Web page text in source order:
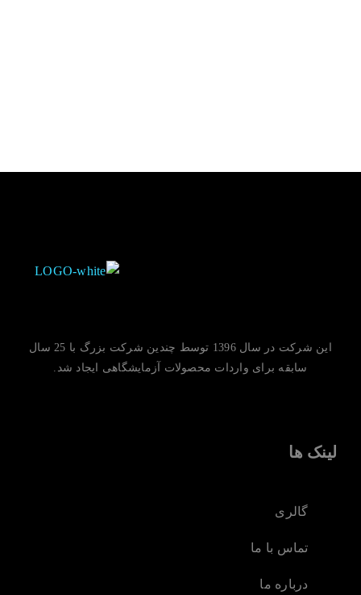
این شرکت در سال 1396 توسط چندین شرکت بزرگ با 25 سال
سابقه برای واردات محصولات آزمایشگاهی ایجاد شد.
لینک ها
گالری
تماس با ما
درباره ما